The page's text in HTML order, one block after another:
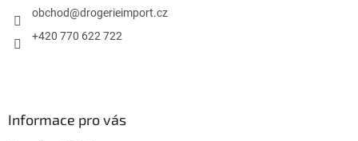
obchod@drogerieimport.cz
+420 770 622 722
Informace pro vás